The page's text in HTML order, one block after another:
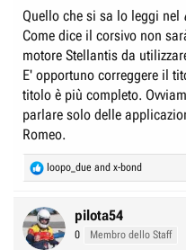
Quello che si sa lo leggi nel
Come dice il corsivo non
motore Stellantis da
E' opportuno correggere il
titolo è più completo.
parlare solo delle
Romeo.
R
e
c
t
i
loopo_due and x-bond
pilota54
0 Membro dello Staff